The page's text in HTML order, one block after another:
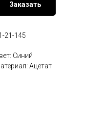
Заказать
21-145
Синий
Ацетат